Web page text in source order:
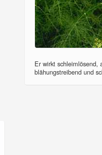
Er wirkt schleimlösend,
blähungstreibend und